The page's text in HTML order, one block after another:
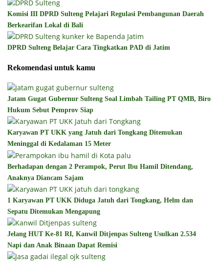
Komisi III DPRD Sulteng Pelajari Regulasi Pembangunan Daerah
Berkearifan Lokal di Bali
DPRD Sulteng Belajar Cara Tingkatkan PAD di Jatim
Rekomendasi untuk kamu
Jatam Gugat Gubernur Sulteng Soal Limbah Tailing PT QMB, Biro
Hukum Sebut Pemprov Siap
Karyawan PT UKK yang Jatuh dari Tongkang Ditemukan
Meninggal di Kedalaman 15 Meter
Berhadapan dengan 2 Perampok, Perut Ibu Hamil Ditendang,
Anaknya Diancam Sajam
1 Karyawan PT UKK Diduga Jatuh dari Tongkang, Helm dan
Sepatu Ditemukan Mengapung
Jelang HUT Ke-81 RI, Kanwil Ditjenpas Sulteng Usulkan 2.534
Napi dan Anak Binaan Dapat Remisi